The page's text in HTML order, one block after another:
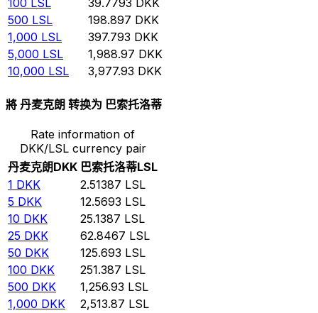
500 LSL 198.897 DKK
1,000 LSL 397.793 DKK
5,000 LSL 1,988.97 DKK
10,000 LSL 3,977.93 DKK
將 丹麦克朗 转换为 巴索托洛蒂
Rate information of
DKK/LSL currency pair
丹麦克朗DKK 巴索托洛蒂LSL
1 DKK 2.51387 LSL
5 DKK 12.5693 LSL
10 DKK 25.1387 LSL
25 DKK 62.8467 LSL
50 DKK 125.693 LSL
100 DKK 251.387 LSL
500 DKK 1,256.93 LSL
1,000 DKK 2,513.87 LSL